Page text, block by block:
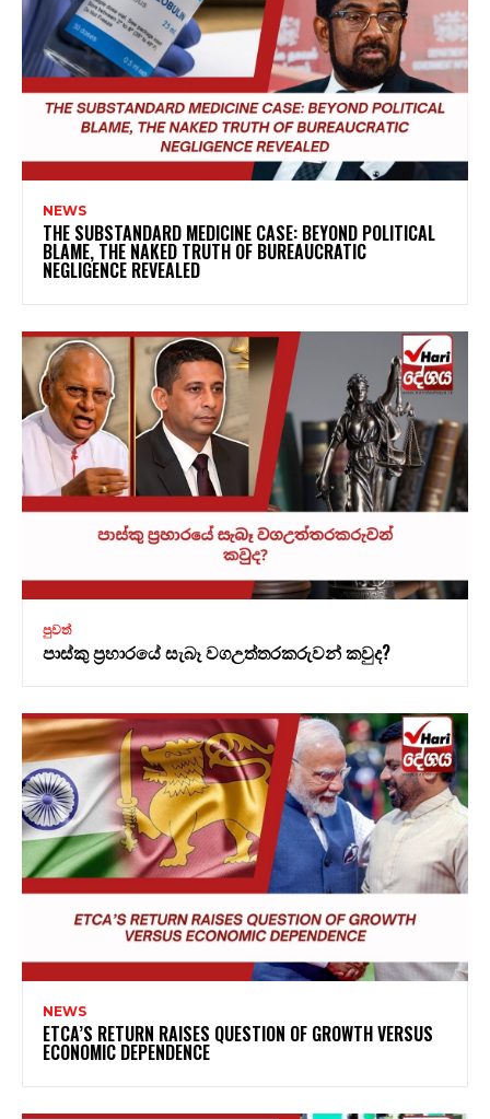
NEWS
THE SUBSTANDARD MEDICINE CASE: BEYOND POLITICAL
BLAME, THE NAKED TRUTH OF BUREAUCRATIC
NEGLIGENCE REVEALED
පුවත්
පාස්කු ප්‍රහාරයේ සැබෑ වගඋත්තරකරුවන් කවුද?
NEWS
ETCA’S RETURN RAISES QUESTION OF GROWTH VERSUS
ECONOMIC DEPENDENCE